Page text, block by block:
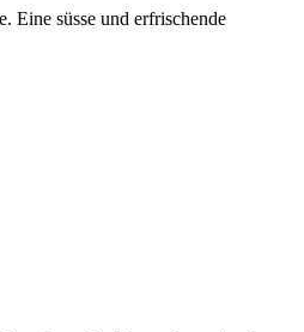
Eine süsse und erfrischende